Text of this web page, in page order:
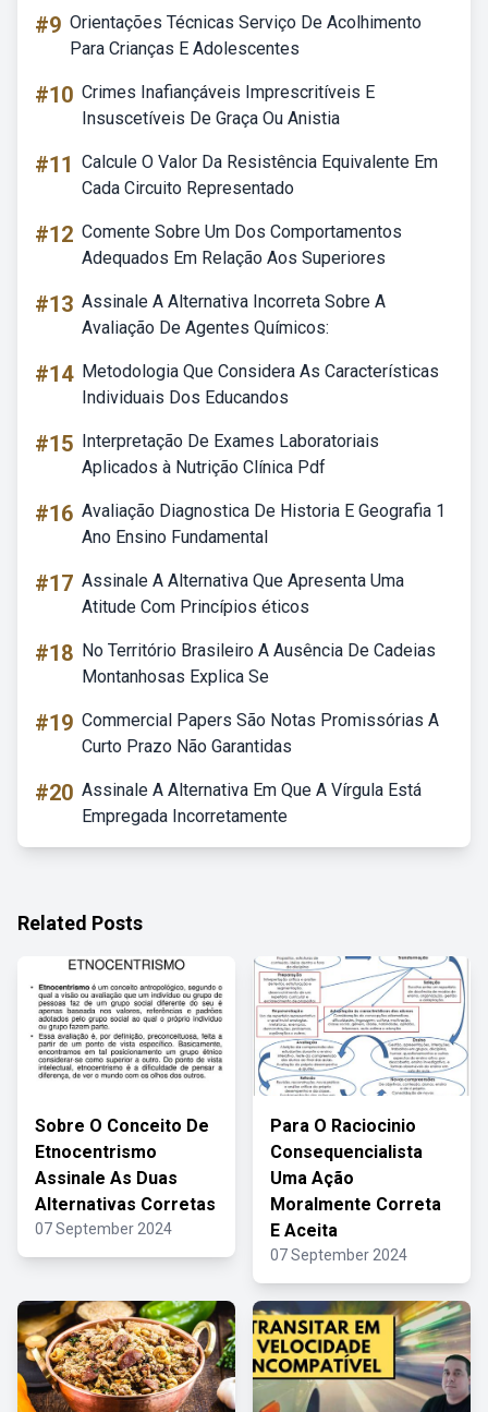
#9 Orientações Técnicas Serviço De Acolhimento
Para Crianças E Adolescentes
#10 Crimes Inafiançáveis Imprescritíveis E
Insuscetíveis De Graça Ou Anistia
#11 Calcule O Valor Da Resistência Equivalente Em
Cada Circuito Representado
#12 Comente Sobre Um Dos Comportamentos
Adequados Em Relação Aos Superiores
#13 Assinale A Alternativa Incorreta Sobre A
Avaliação De Agentes Químicos:
#14 Metodologia Que Considera As Características
Individuais Dos Educandos
#15 Interpretação De Exames Laboratoriais
Aplicados à Nutrição Clínica Pdf
#16 Avaliação Diagnostica De Historia E Geografia 1
Ano Ensino Fundamental
#17 Assinale A Alternativa Que Apresenta Uma
Atitude Com Princípios éticos
#18 No Território Brasileiro A Ausência De Cadeias
Montanhosas Explica Se
#19 Commercial Papers São Notas Promissórias A
Curto Prazo Não Garantidas
#20 Assinale A Alternativa Em Que A Vírgula Está
Empregada Incorretamente
Related Posts
Sobre O Conceito De
Etnocentrismo
Assinale As Duas
Alternativas Corretas
07 September 2024
Para O Raciocinio
Consequencialista
Uma Ação
Moralmente Correta
E Aceita
07 September 2024